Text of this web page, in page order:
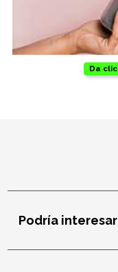
Da
Podría